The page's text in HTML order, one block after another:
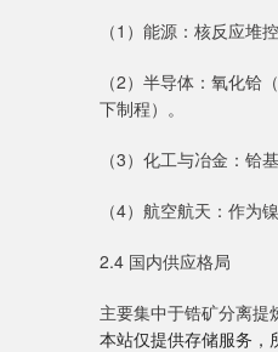
（1）能源：核反应堆
（2）半导体：氧化
下制程）。
（3）化工与冶金：铪
（4）航空航天：作为
2.4 国内供应格局
主要集中于锆矿分离提
本站仅提供存储服务，